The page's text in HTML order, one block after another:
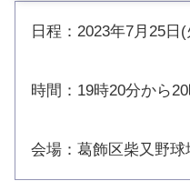
日程：2023年7月25日
時間：19時20分から
会場：葛飾区柴又野球